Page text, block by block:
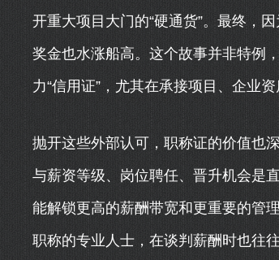
开重大项目大门的“硬通货”。最终，
奖金也水涨船高。这个故事并非特例
力“信用证”，尤其在承接项目、企业
抛开这些外部认可，职称证的价值也
与薪资等级、岗位聘任、晋升机会是
能解锁更高的薪酬带宽和更重要的管
职称的专业人士，在谈判薪酬时也往